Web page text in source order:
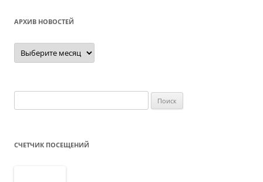
АРХИВ НОВОСТЕЙ
Архив
новостей
СЧЕТЧИК ПОСЕЩЕНИЙ